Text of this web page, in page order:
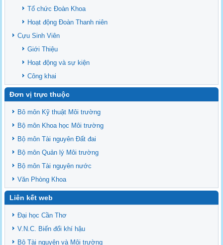
Ban chấp hành Đảng bộ khoa
Tổ chức Đoàn Khoa
Hoạt động Đoàn Thanh niên
Cựu Sinh Viên
Giới Thiệu
Hoạt động và sự kiện
Công khai
Đơn vị trực thuộc
Bô môn Kỹ thuật Môi trường
Bộ môn Khoa học Môi trường
Bộ môn Tài nguyên Đất đai
Bộ môn Quản lý Môi trường
Bộ môn Tài nguyên nước
Văn Phòng Khoa
Liên kết web
Đại học Cần Thơ
V.N.C. Biến đổi khí hậu
Bộ Tài nguyên và Môi trường